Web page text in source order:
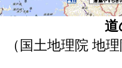
道
（国土地理院 地